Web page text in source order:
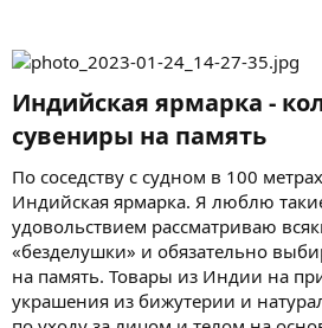
Индийская ярмарка -
сувениры на память​
По соседству с судном в 100
Индийская ярмарка. Я люблю
удовольствием рассматриваю
«безделушки» и обязательно
на память. Товары из Индии на
украшения из бижутерии и